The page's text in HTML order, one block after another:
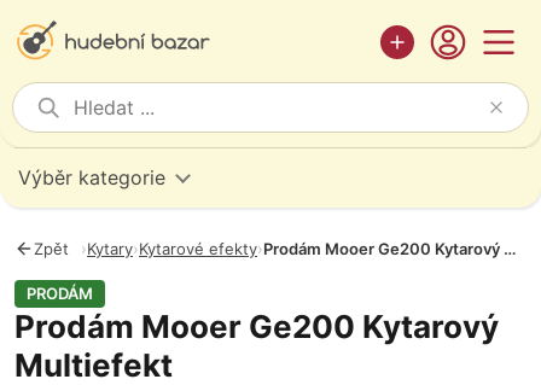
Výběr kategorie
Zpět ›Kytary›Kytarové efekty› Prodám Mooer Ge200 Kytarový Multiefekt
PRODÁM
Prodám Mooer Ge200 Kytarový
Multiefekt